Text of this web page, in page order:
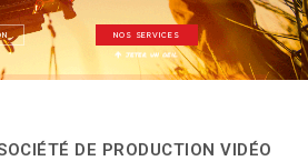
jeter un oeil
NOS SERVICES
DE PRODUCTION VIDÉO